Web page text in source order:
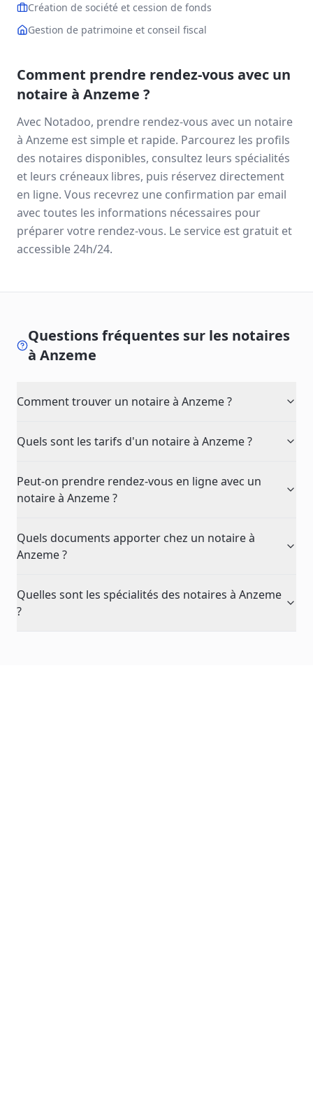
Création de société et cession de fonds
Gestion de patrimoine et conseil fiscal
Comment prendre rendez-vous avec un
notaire à Anzeme ?
Avec Notadoo, prendre rendez-vous avec un notaire
à Anzeme est simple et rapide. Parcourez les profils
des notaires disponibles, consultez leurs spécialités
et leurs créneaux libres, puis réservez directement
en ligne. Vous recevrez une confirmation par email
avec toutes les informations nécessaires pour
préparer votre rendez-vous. Le service est gratuit et
accessible 24h/24.
Questions fréquentes sur les notaires
àAnzeme
Comment trouver un notaire à Anzeme ?
Quels sont les tarifs d'un notaire à Anzeme ?
Peut-on prendre rendez-vous en ligne avec un
notaire à Anzeme ?
Quels documents apporter chez un notaire à
Anzeme ?
Quelles sont les spécialités des notaires à Anzeme
?